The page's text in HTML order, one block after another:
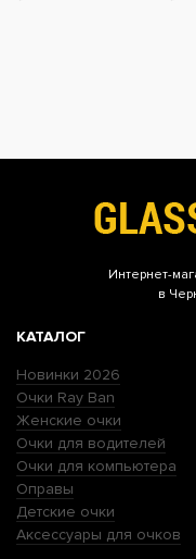
Интернет-
в
КАТАЛОГ
Новинки 2026
Очки Ray Ban
Женские очки
Очки для водителей
Очки для компьютера
Оправы
Детские очки
Аксессуары для очков